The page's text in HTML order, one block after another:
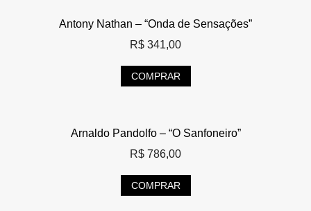
Antony Nathan – “Onda de Sensações”
R$ 341,00
COMPRAR
Arnaldo Pandolfo – “O Sanfoneiro”
R$ 786,00
COMPRAR